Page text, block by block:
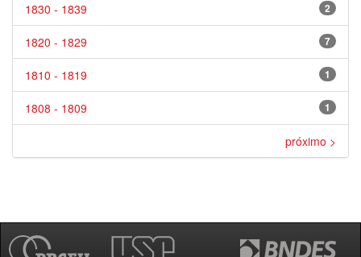
2
1830 - 1839
7
1820 - 1829
1
1810 - 1819
1
1808 - 1809
próximo >